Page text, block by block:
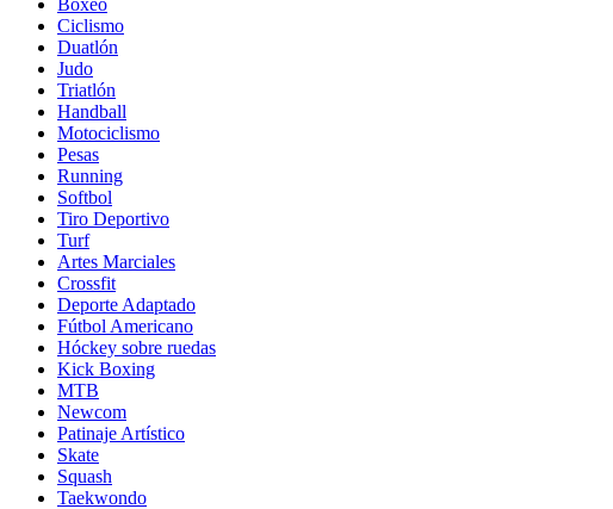
Boxeo
Ciclismo
Duatlón
Judo
Triatlón
Handball
Motociclismo
Pesas
Running
Softbol
Tiro Deportivo
Turf
Artes Marciales
Crossfit
Deporte Adaptado
Fútbol Americano
Hóckey sobre ruedas
Kick Boxing
MTB
Newcom
Patinaje Artístico
Skate
Squash
Taekwondo